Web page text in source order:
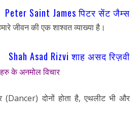
Peter Saint James पिटर सेंट जैम्स
जीवन की एक शाश्वत व्याख्या है।
Shah Asad Rizvi शाह असद रिज़वी
के अनमोल विचार
(Dancer) दोनों होता है, एथलीट भी और